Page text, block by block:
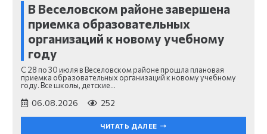
В Веселовском районе завершена
приемка образовательных
организаций к новому учебному
году
С 28 по 30 июля в Веселовском районе прошла плановая
приемка образовательных организаций к новому учебному
году. Все школы, детские…
06.08.2026 252
ЧИТАТЬ ДАЛЕЕ